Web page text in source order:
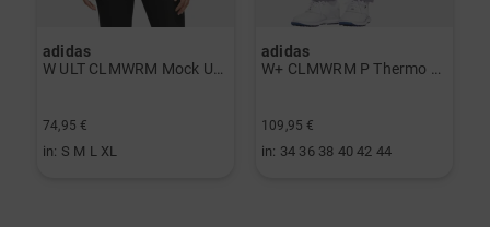
adidas
74,95 €
in: S M L XL
adidas
109,95 €
in: 34 36 38 40 42 44